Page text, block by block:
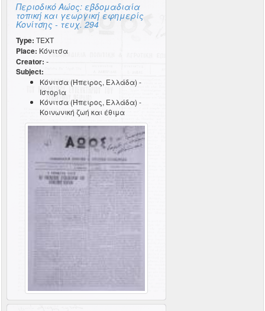
Περιοδικό Αώος: εβδομαδιαία
τοπική και γεωργική εφημερίς
Κονίτσης - τευχ. 294
Type: TEXT
Place: Κόνιτσα
Creator: -
Subject:
Κόνιτσα (Ήπειρος, Ελλάδα) -
Ιστορία
Κόνιτσα (Ήπειρος, Ελλάδα) -
Κοινωνική ζωή και έθιμα